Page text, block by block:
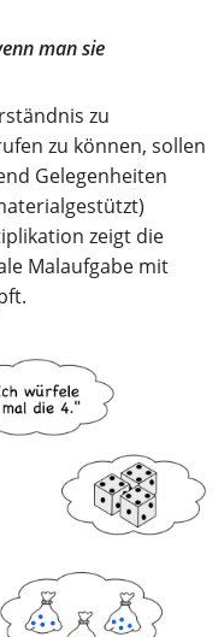
man sie
zu
zu können, sollen
Gelegenheiten
zeigt die
Malaufgabe mit